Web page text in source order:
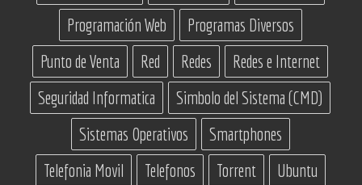
Programación Web
Programas Diversos
Punto de Venta
Red Redes
Redes e Internet
Seguridad Informatica
Simbolo del Sistema (CMD)
Sistemas Operativos
Smartphones
Telefonia Movil
Telefonos Torrent
Ubuntu